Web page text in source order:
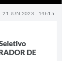
21 JUN 2023 - 14h15
DE